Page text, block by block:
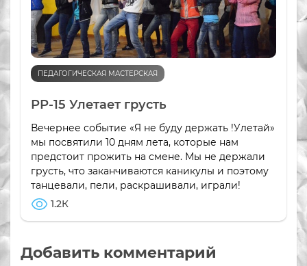
ПЕДАГОГИЧЕСКАЯ МАСТЕРСКАЯ
РР-15 Улетает грусть
Вечернее событие «Я не буду держать !Улетай»
мы посвятили 10 дням лета, которые нам
предстоит прожить на смене. Мы не держали
грусть, что заканчиваются каникулы и поэтому
танцевали, пели, раскрашивали, играли!
1.2К
Добавить комментарий